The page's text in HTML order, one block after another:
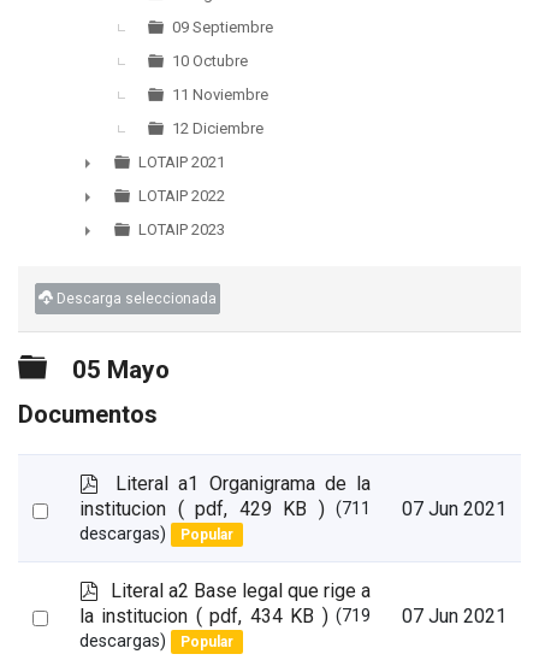
09 Septiembre
10 Octubre
11 Noviembre
12 Diciembre
►
LOTAIP 2021
►
LOTAIP 2022
LOTAIP 2023
Descarga seleccionada
Carpeta
05 Mayo
Documentos
Select
p
d
f
Literal a1 Organigrama de la
institucion ( pdf, 429 KB ) (711
descargas)
Popular
07 Jun 2021
Select
p
d
f
Literal a2 Base legal que rige a
la institucion ( pdf, 434 KB ) (719
descargas)
Popular
07 Jun 2021